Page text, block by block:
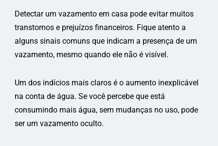
Detectar um vazamento em casa pode evitar muitos
transtornos e prejuízos financeiros. Fique atento a
alguns sinais comuns que indicam a presença de um
vazamento, mesmo quando ele não é visível.
Um dos indícios mais claros é o aumento inexplicável
na conta de água. Se você percebe que está
consumindo mais água, sem mudanças no uso, pode
ser um vazamento oculto.